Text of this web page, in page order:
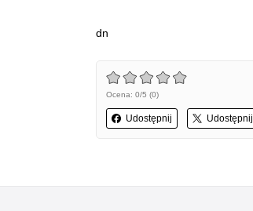
dn
Ocena: 0/5 (0)
Udostępnij Udostępnij